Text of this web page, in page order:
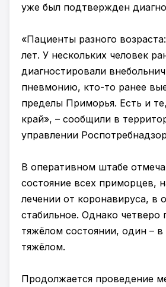
уже был подтвержден
«Пациенты разного
лет. У нескольких человек
диагностировали
пневмонию, кто-то ранее
пределы Приморья. Есть и
край», – сообщили в
управлении
В оперативном штабе
состояние всех приморцев,
лечении от коронавируса, в
стабильное. Однако четверо
тяжёлом состоянии, один – в
тяжёлом.
Продолжается проведение